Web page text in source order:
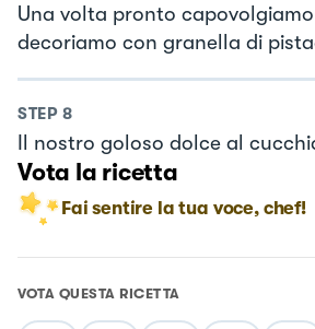
Una volta pronto
decoriamo con granella di
STEP 8
Il nostro goloso dolce al
Vota la ricetta
Fai sentire la tua voce, chef!
VOTA QUESTA RICETTA